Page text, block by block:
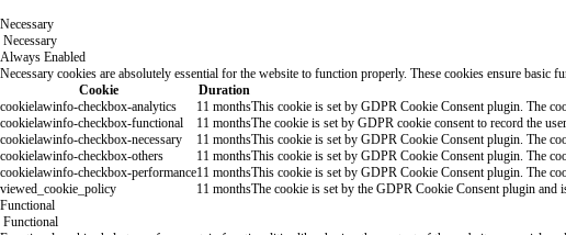
Necessary
Necessary
Always Enabled
Necessary cookies are absolutely essential for the website to function properly. These cookies ensure basic
Cookie
Duration
cookielawinfo-checkbox-analytics
11 monthsThis cookie is set by GDPR Cookie Consent plugin. The
cookielawinfo-checkbox-functional
11 monthsThe cookie is set by GDPR cookie consent to record the
cookielawinfo-checkbox-necessary
11 monthsThis cookie is set by GDPR Cookie Consent plugin. The
cookielawinfo-checkbox-others
11 monthsThis cookie is set by GDPR Cookie Consent plugin. The
cookielawinfo-checkbox-performance11 monthsThis cookie is set by GDPR Cookie Consent plugin. The
viewed_cookie_policy
11 monthsThe cookie is set by the GDPR Cookie Consent plugin and
Functional
Functional